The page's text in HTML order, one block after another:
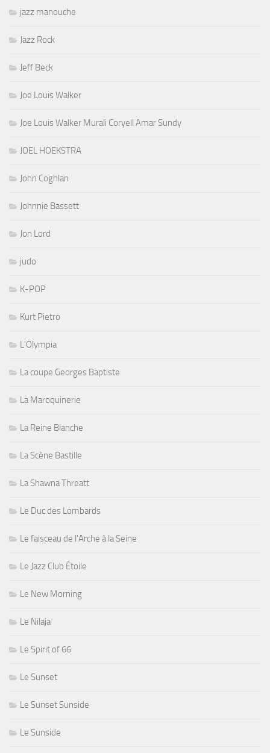
jazz manouche
Jazz Rock
Jeff Beck
Joe Louis Walker
Joe Louis Walker Murali Coryell Amar Sundy
JOEL HOEKSTRA
John Coghlan
Johnnie Bassett
Jon Lord
judo
K-POP
Kurt Pietro
L'Olympia
La coupe Georges Baptiste
La Maroquinerie
La Reine Blanche
La Scène Bastille
La Shawna Threatt
Le Duc des Lombards
Le faisceau de l'Arche à la Seine
Le Jazz Club Étoile
Le New Morning
Le Nilaja
Le Spirit of 66
Le Sunset
Le Sunset Sunside
Le Sunside